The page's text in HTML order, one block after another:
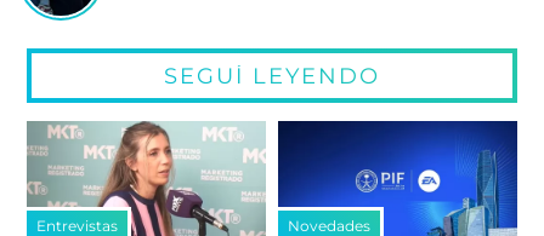
SEGUÍ LEYENDO
Entrevistas Novedades